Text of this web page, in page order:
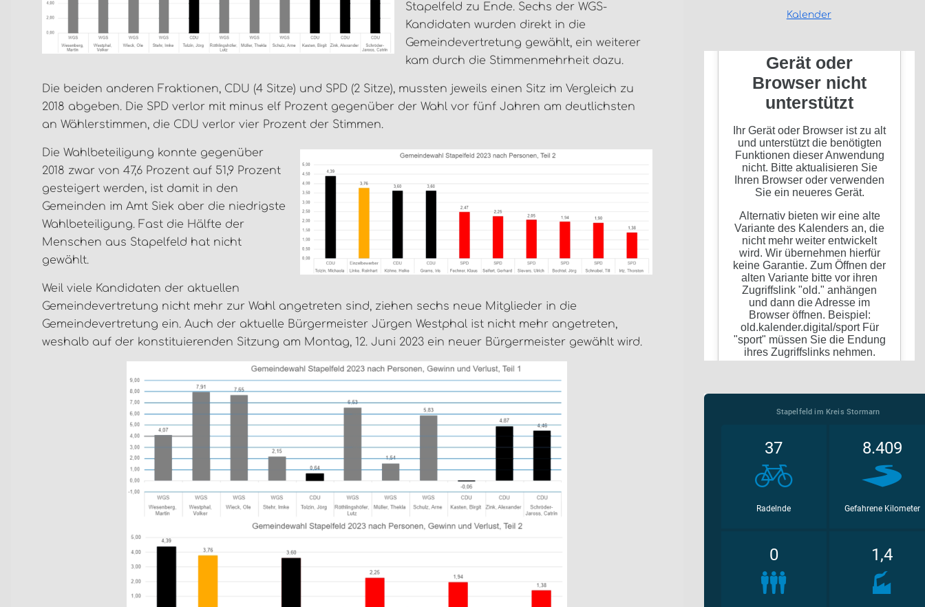
Stapelfeld zu Ende. Sechs der WGS-
Kandidaten wurden direkt in die
Gemeindevertretung gewählt, ein weiterer
kam durch die Stimmenmehrheit dazu.
Die beiden anderen Fraktionen, CDU (4 Sitze) und SPD (2 Sitze), mussten jeweils einen Sitz im Vergleich zu
2018 abgeben. Die SPD verlor mit minus elf Prozent gegenüber der Wahl vor fünf Jahren am deutlichsten
an Wählerstimmen, die CDU verlor vier Prozent der Stimmen.
Die Wahlbeteiligung konnte gegenüber
2018 zwar von 47,6 Prozent auf 51,9 Prozent
gesteigert werden, ist damit in den
Gemeinden im Amt Siek aber die niedrigste
Wahlbeteiligung. Fast die Hälfte der
Menschen aus Stapelfeld hat nicht
gewählt.
Weil viele Kandidaten der aktuellen
Gemeindevertretung nicht mehr zur Wahl angetreten sind, ziehen sechs neue Mitglieder in die
Gemeindevertretung ein. Auch der aktuelle Bürgermeister Jürgen Westphal ist nicht mehr angetreten,
weshalb auf der konstituierenden Sitzung am Montag, 12. Juni 2023 ein neuer Bürgermeister gewählt wird.
Kalender